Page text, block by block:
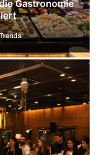
Gastronomie